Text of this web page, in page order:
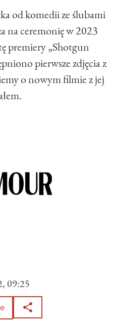
od komedii ze ślubami
na ceremonię w 2023
premiery „Shotgun
pierwsze zdjęcia z
o nowym filmie z jej
09:25